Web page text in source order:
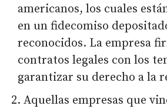
americanos, los cuales
en un fidecomiso
reconocidos. La empresa
contratos legales con los
garantizar su derecho a la
Aquellas empresas que